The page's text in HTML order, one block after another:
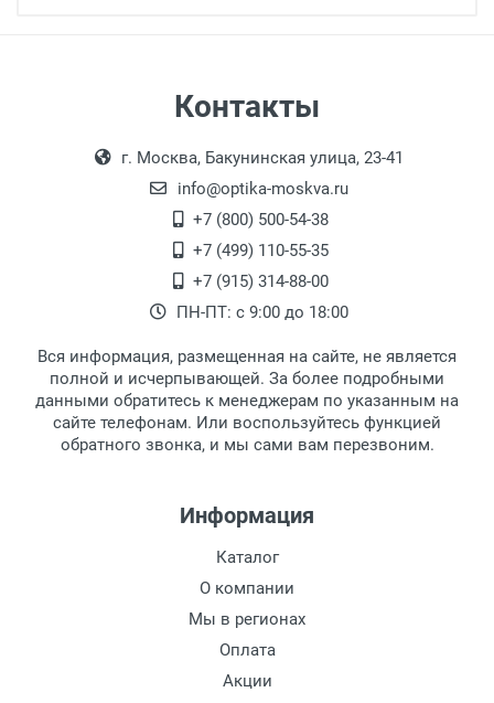
Ширина линзы:
Ширина мостика:
Материал линзы:
Материал оправы:
Материал дужки:
Цвет оправы:
Оплата товара производится
наличными непосредственно на пункте
выдачи товара.
Перечисление средств на расчетный счет.
18:00, по субботам с 11:00 до 15:00, в
офисе по адресу: г. Москва,
Переведеновский переулок 17, корпус 1,
второй этаж, тел. +7 (499) 110-55-35.
После того, как заказ поступает в пункт
выдачи, наш менеджер связывается с
клиентом и оповещает о поступлении
товара.
Для получения товара при себе
обязательно иметь паспорт.
Заказ необходимо забрать в течение 3
рабочих дней с момента поступления на
дополнительных расходов за хранение
Доставляем товар по Москве компанией
Сдэк до ближайшего к вам пункта
Контакты
г. Москва, Бакунинская улица, 23-41
info@optika-moskva.ru
+7 (800) 500-54-38
+7 (499) 110-55-35
+7 (915) 314-88-00
ПН-ПТ: с 9:00 до 18:00
Вся информация, размещенная на сайте, не является
полной и исчерпывающей. За более подробными
данными обратитесь к менеджерам по указанным на
сайте телефонам. Или воспользуйтесь функцией
обратного звонка, и мы сами вам перезвоним.
Информация
Каталог
О компании
Мы в регионах
Оплата
Акции